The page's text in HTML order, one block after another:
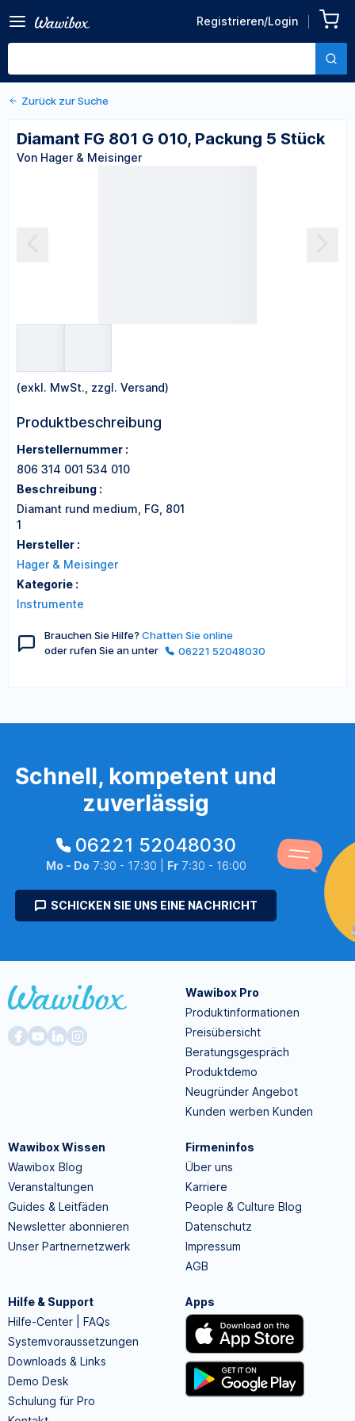
Registrieren/Login
Packung 5 Stück
Von Hager & Meisinger
Zurück zu den Produktdetails
Zurück zur Suche
Diamant FG 801 G 010, Packung 5 Stück
Von Hager & Meisinger
(exkl. MwSt., zzgl. Versand)
Produktbeschreibung
Herstellernummer :
806 314 001 534 010
Beschreibung :
Diamant rund medium, FG, 801
1
Hersteller :
Hager & Meisinger
Kategorie :
Instrumente
Brauchen Sie Hilfe? Chatten Sie online
oder rufen Sie an unter
06221 52048030
Schnell, kompetent und
zuverlässig
06221 52048030
Mo - Do 7:30 - 17:30 | Fr7:30 - 16:00
SCHICKEN SIE UNS EINE NACHRICHT
Wawibox Pro
Produktinformationen
Preisübersicht
Beratungsgespräch
Produktdemo
Neugründer Angebot
Kunden werben Kunden
Wawibox Wissen
Wawibox Blog
Veranstaltungen
Guides & Leitfäden
Newsletter abonnieren
Unser Partnernetzwerk
Firmeninfos
Über uns
Karriere
People & Culture Blog
Datenschutz
Impressum
AGB
Hilfe & Support
Hilfe-Center | FAQs
Systemvoraussetzungen
Downloads & Links
Demo Desk
Schulung für Pro
Apps